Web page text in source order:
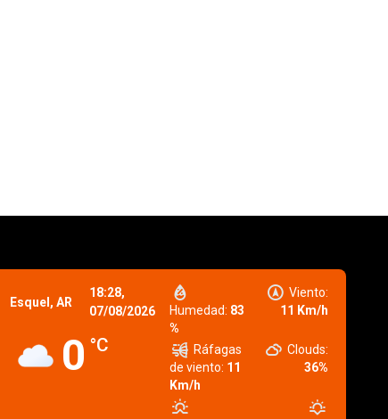
Esquel, AR
18:28,
07/08/2026
0 °C
Humedad: 83
%
Viento:
11 Km/h
Ráfagas
de viento: 11
Km/h
Clouds:
36%